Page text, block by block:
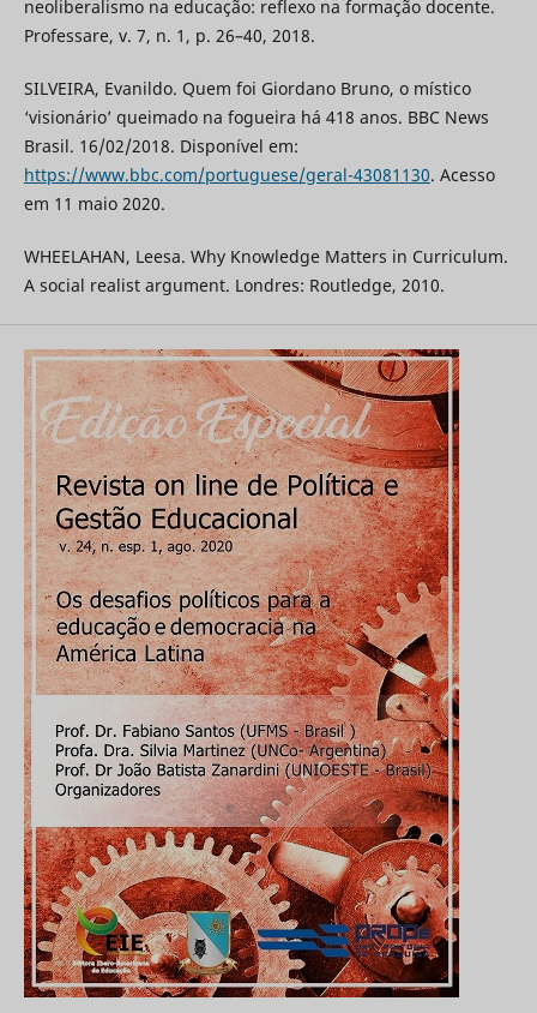
neoliberalismo na educação: reflexo na formação docente.
Professare, v. 7, n. 1, p. 26–40, 2018.
SILVEIRA, Evanildo. Quem foi Giordano Bruno, o místico
‘visionário’ queimado na fogueira há 418 anos. BBC News
Brasil. 16/02/2018. Disponível em:
https://www.bbc.com/portuguese/geral-43081130. Acesso
em 11 maio 2020.
WHEELAHAN, Leesa. Why Knowledge Matters in Curriculum.
A social realist argument. Londres: Routledge, 2010.